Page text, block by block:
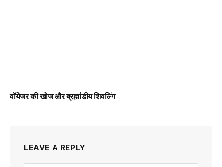
वॉयेजर की खोज और ब्रह्मांडीय शिवलिंग
LEAVE A REPLY